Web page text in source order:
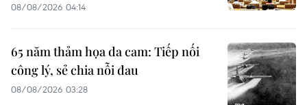
08/08/2026 04:14
65 năm thảm họa da cam: Tiếp nối
công lý, sẻ chia nỗi đau
08/08/2026 03:28